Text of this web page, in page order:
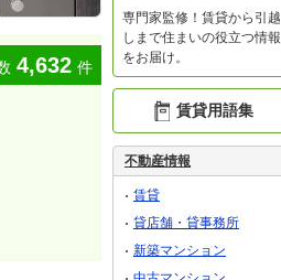
4,632 件
専門家監修！賃貸から引越
しまで住まいの役立つ情報
をお届け。
賃貸用語集
不動産情報
賃貸
貸店舗・貸事務所
新築マンション